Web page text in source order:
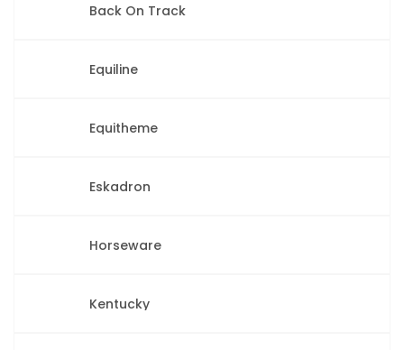
Back On Track
Equiline
Equitheme
Eskadron
Horseware
Kentucky